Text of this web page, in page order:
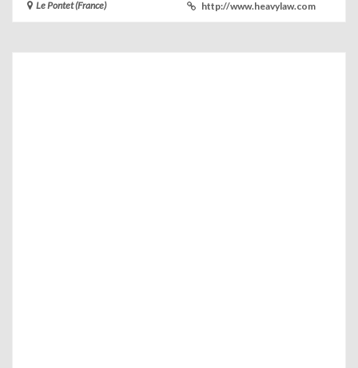
Le Pontet (France) http://www.heavylaw.com